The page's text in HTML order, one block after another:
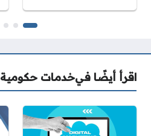
اقرأ أيضًا فيخدمات حكومية